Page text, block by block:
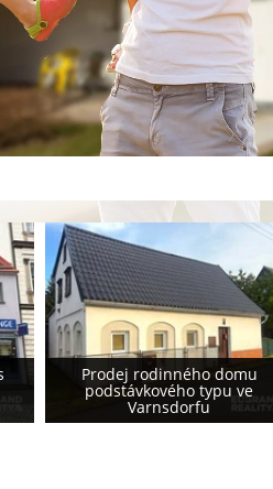
Varnsdorf - prodej bytu 3+1 70
m², OV - vyhledávaná lokalita
u Lidlu